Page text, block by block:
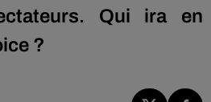
Qui ira en
?